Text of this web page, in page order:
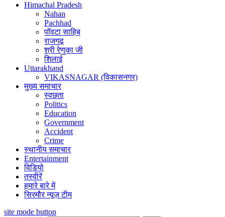
Himachal Pradesh
Nahan
Pachhad
पॉवटा साहिब
राजगढ़
श्री रेणुका जी
शिलाई
Uttarakhand
VIKASNAGAR (विकासनगर)
मुख्य समाचार
स्वछता
Politics
Education
Government
Accident
Crime
स्थानीय समाचार
Entertainment
विडियो
तस्वीरें
हमारे बारे में
सिरमौर न्यूज़ टीम
site mode button